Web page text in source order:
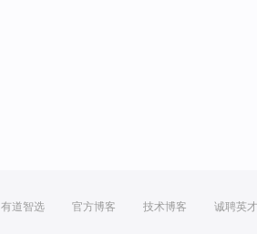
有道智选 官方博客 技术博客 诚聘英才